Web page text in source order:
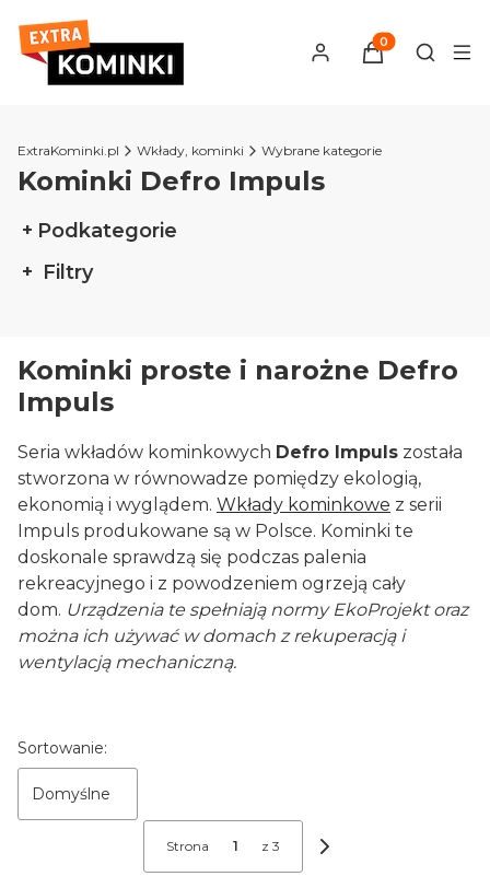
Produkty w
Otwórz
ExtraKominki.pl Wkłady, kominki Wybrane kategorie
Kominki Defro Impuls
Podkategorie
Filtry
Kominki proste i narożne Defro
Impuls
Seria wkładów kominkowych Defro Impuls została
stworzona w równowadze pomiędzy ekologią,
ekonomią i wyglądem. Wkłady kominkowe z serii
Impuls produkowane są w Polsce. Kominki te
doskonale sprawdzą się podczas palenia
rekreacyjnego i z powodzeniem ogrzeją cały
dom. Urządzenia te spełniają normy EkoProjekt oraz
można ich używać w domach z rekuperacją i
wentylacją mechaniczną.
Lista produktów
Sortowanie:
Domyślne
Strona z 3
Następne produkty